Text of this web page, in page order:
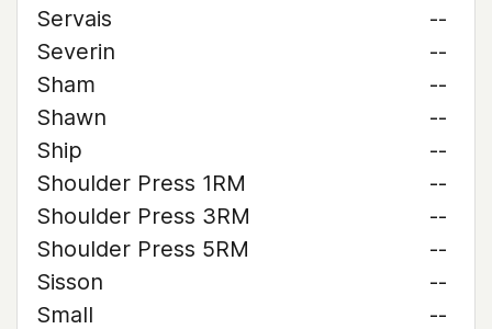
Servais
--
Severin
--
Sham
--
Shawn
--
Ship
--
Shoulder Press 1RM
--
Shoulder Press 3RM
--
Shoulder Press 5RM
--
Sisson
--
Small
--